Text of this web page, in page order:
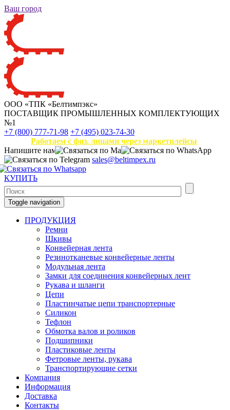
Ваш город
ООО «ТПК «Белтимпэкс»
ПОСТАВЩИК ПРОМЫШЛЕННЫХ КОМПЛЕКТУЮЩИХ
№1
+7 (800) 777-71-98 +7 (495) 023-74-30
Работаем с физ. лицами через маркетплейсы
Напишите нам
sales@beltimpex.ru
КУПИТЬ
Toggle navigation
ПРОДУКЦИЯ
Ремни
Шкивы
Конвейерная лента
Резинотканевые конвейерные ленты
Модульная лента
Замки для соединения конвейерных лент
Рукава и шланги
Цепи
Пластинчатые цепи транспортерные
Силикон
Тефлон
Обмотка валов и роликов
Подшипники
Пластиковые ленты
Фетровые ленты, рукава
Транспортирующие сетки
Компания
Информация
Доставка
Контакты